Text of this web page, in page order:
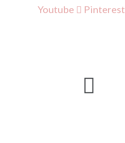
Youtube Pinterest